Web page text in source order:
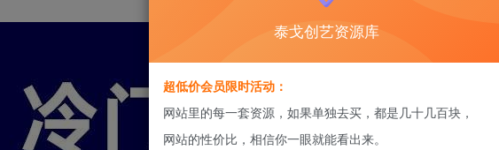
泰戈创艺资源库
超低价会员限时活动：
网站里的每一套资源，如果单独去买，都是几十几百块，
网站的性价比，相信你一眼就能看出来。